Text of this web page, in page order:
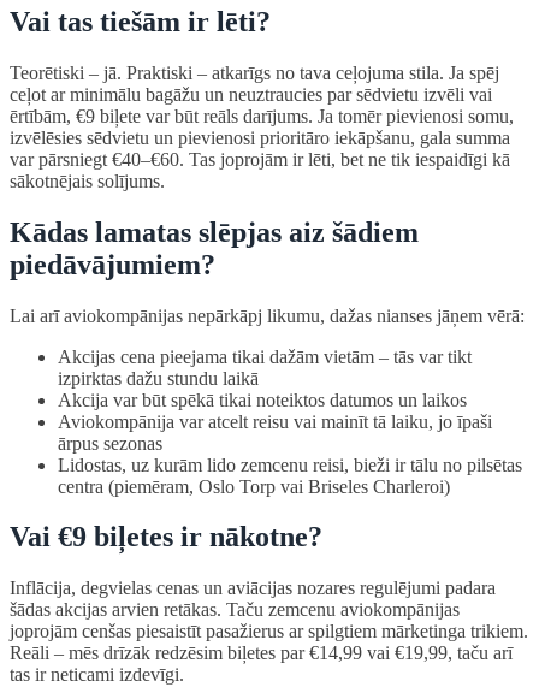
Vai tas tiešām ir lēti?
Teorētiski – jā. Praktiski – atkarīgs no tava ceļojuma stila. Ja spēj
ceļot ar minimālu bagāžu un neuztraucies par sēdvietu izvēli vai
ērtībām, €9 biļete var būt reāls darījums. Ja tomēr pievienosi somu,
izvēlēsies sēdvietu un pievienosi prioritāro iekāpšanu, gala summa
var pārsniegt €40–€60. Tas joprojām ir lēti, bet ne tik iespaidīgi kā
sākotnējais solījums.
Kādas lamatas slēpjas aiz šādiem
piedāvājumiem?
Lai arī aviokompānijas nepārkāpj likumu, dažas nianses jāņem vērā:
Akcijas cena pieejama tikai dažām vietām – tās var tikt
izpirktas dažu stundu laikā
Akcija var būt spēkā tikai noteiktos datumos un laikos
Aviokompānija var atcelt reisu vai mainīt tā laiku, jo īpaši
ārpus sezonas
Lidostas, uz kurām lido zemcenu reisi, bieži ir tālu no pilsētas
centra (piemēram, Oslo Torp vai Briseles Charleroi)
Vai €9 biļetes ir nākotne?
Inflācija, degvielas cenas un aviācijas nozares regulējumi padara
šādas akcijas arvien retākas. Taču zemcenu aviokompānijas
joprojām cenšas piesaistīt pasažierus ar spilgtiem mārketinga trikiem.
Reāli – mēs drīzāk redzēsim biļetes par €14,99 vai €19,99, taču arī
tas ir neticami izdevīgi.